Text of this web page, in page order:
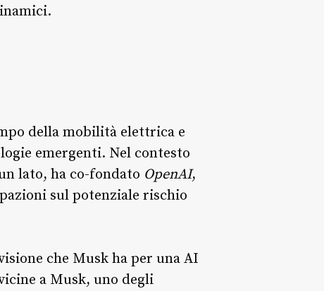
della mobilità elettrica e
emergenti. Nel contesto
lato, ha co-fondato OpenAI,
sul potenziale rischio
che Musk ha per una AI
a Musk, uno degli